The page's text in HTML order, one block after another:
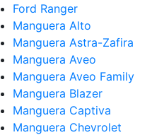
Ford Ranger
Manguera Alto
Manguera Astra-Zafira
Manguera Aveo
Manguera Aveo Family
Manguera Blazer
Manguera Captiva
Manguera Chevrolet